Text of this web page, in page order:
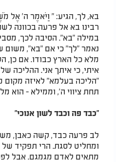
בא, לך, הגיע: " וַיֹּאמֶר ה'
רבינו בא אל פרעה בכוונה
במילה "בא". הסיבה לכך,
נאמר "לך" כי אם "בא", משום
מלא כל הארץ כבודו. אם
איתי, כי איתך אני. ההליכה
"הליכה בעלמא" לאיזה מקום
תחת ציווי ה', וממילא - הוא
"כבד פה וכבד לשון אנוכי"
לב פרעה כבד, קשה כאבן,
ומחליט לסגת. הרי תפקיד
מתאים לאדם מגמגם. אבל